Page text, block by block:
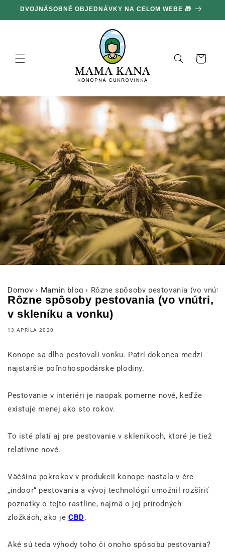
a prejsť
na obsah
DVOJNÁSOBNÉ OBJEDNÁVKY NA CELOM WEBE 🎁
Košík
Domov › Mamin blog › Rôzne spôsoby pestovania (vo
Rôzne spôsoby pestovania (vo vnútri,
v skleníku a vonku)
13 APRÍLA 2020
Konope sa dlho pestovali vonku. Patrí dokonca medzi
najstaršie poľnohospodárske plodiny.
Pestovanie v interiéri je naopak pomerne nové, keďže
existuje menej ako sto rokov.
To isté platí aj pre pestovanie v skleníkoch, ktoré je tiež
relatívne nové.
Väčšina pokrokov v produkcii konope nastala v ére
„indoor“ pestovania a vývoj technológií umožnil rozšíriť
poznatky o tejto rastline, najmä o jej prírodných
zložkách, ako jeCBD.
Aké sú teda výhody toho či onoho spôsobu pestovania?